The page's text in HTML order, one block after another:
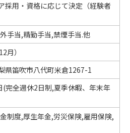
採用・資格に応じて決定（経験者
手当,精勤手当,禁煙手当.他
月）
県笛吹市八代町米倉1267-1
(完全週休2日制,夏季休暇、年末年
制度,厚生年金,労災保険,雇用保険,